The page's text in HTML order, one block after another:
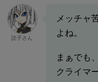
読子さん
メッチャ
よね。
まぁでも
クライマ